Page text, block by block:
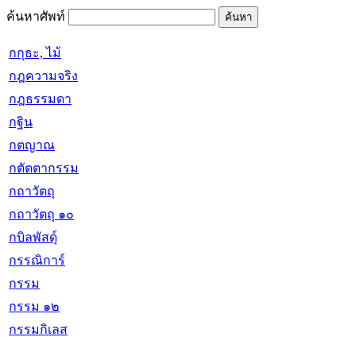
ค้นหาศัพท์
กกุธะ, ไม้
กฎความจริง
กฎธรรมดา
กฐิน
กตญาณ
กตัตตากรรม
กถาวัตถุ
กถาวัตถุ ๑๐
กบิลพัสดุ์
กรรณิการ์
กรรม
กรรม ๑๒
กรรมกิเลส